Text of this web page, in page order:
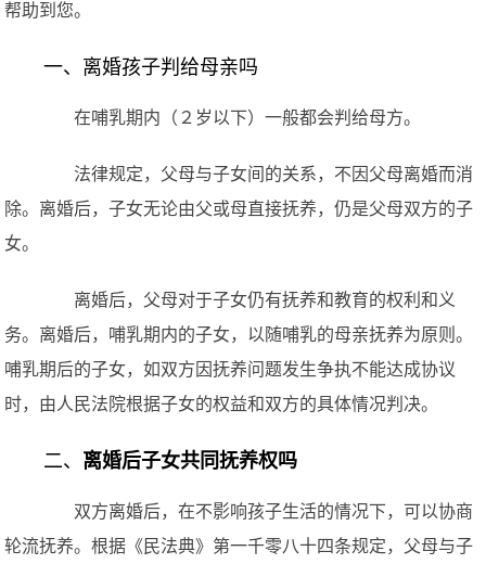
帮助到您。
一、离婚孩子判给母亲吗
在哺乳期内（２岁以下）一般都会判给母方。
法律规定，父母与子女间的关系，不因父母离婚而消
除。离婚后，子女无论由父或母直接抚养，仍是父母双方的子
女。
离婚后，父母对于子女仍有抚养和教育的权利和义
务。离婚后，哺乳期内的子女，以随哺乳的母亲抚养为原则。
哺乳期后的子女，如双方因抚养问题发生争执不能达成协议
时，由人民法院根据子女的权益和双方的具体情况判决。
二、 离婚后子女共同抚养权吗
双方离婚后，在不影响孩子生活的情况下，可以协商
轮流抚养。根据《民法典》第一千零八十四条规定，父母与子